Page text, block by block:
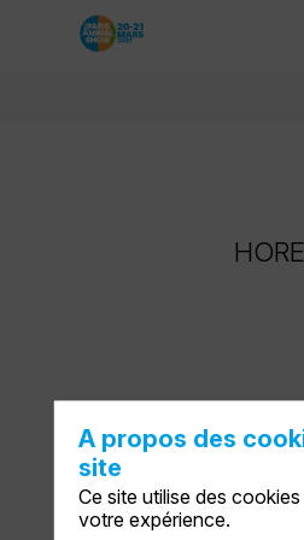
A propos des
site
Ce site utilise des
votre expérience.